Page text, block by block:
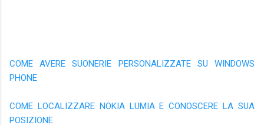
COME AVERE SUONERIE PERSONALIZZATE SU WINDOWS
PHONE
COME LOCALIZZARE NOKIA LUMIA E CONOSCERE LA SUA
POSIZIONE